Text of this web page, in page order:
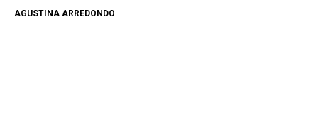
AGUSTINA ARREDONDO